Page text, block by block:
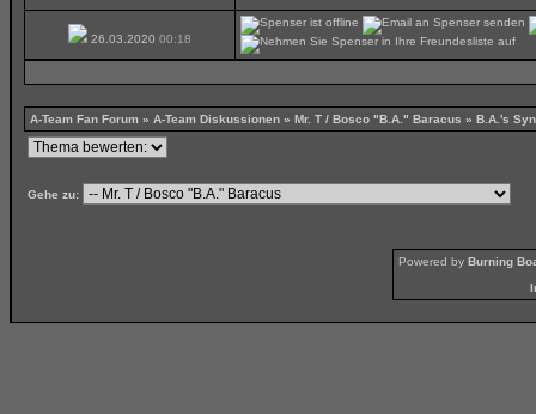
26.03.2020 00:18
A-Team Fan Forum » A-Team Diskussionen » Mr. T / Bosco "B.A." Baracus » B.A.'s
Gehe zu:
Powered by Burning